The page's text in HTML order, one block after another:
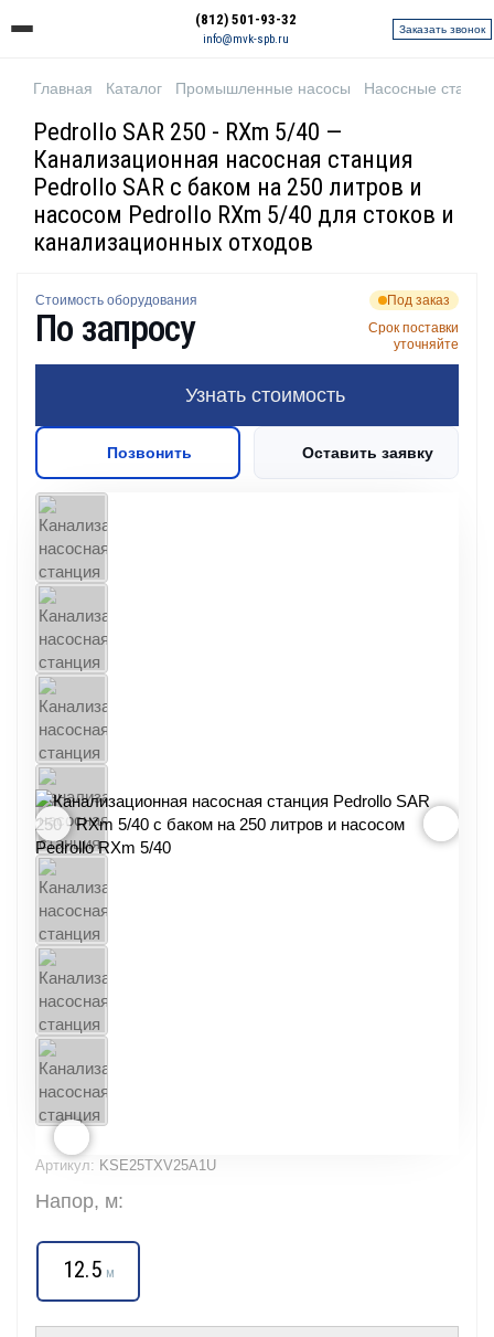
(812) 501-93-32
info@mvk-spb.ru
Заказать звонок
Главная Каталог Промышленные насосы Насосные
Pedrollo SAR 250 - RXm 5/40 —
Канализационная насосная станция
Pedrollo SAR с баком на 250 литров и
насосом Pedrollo RXm 5/40 для стоков и
канализационных отходов
Артикул: KSE25TXV25A1U
Напор, м:
12.5 м
Стоимость оборудования
По запросу
Под заказ
Срок поставки
уточняйте
Узнать стоимость
Позвонить Оставить заявку